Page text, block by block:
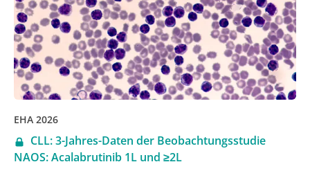
EHA 2026
CLL: 3-Jahres-Daten der Beobachtungsstudie
NAOS: Acalabrutinib 1L und ≥2L